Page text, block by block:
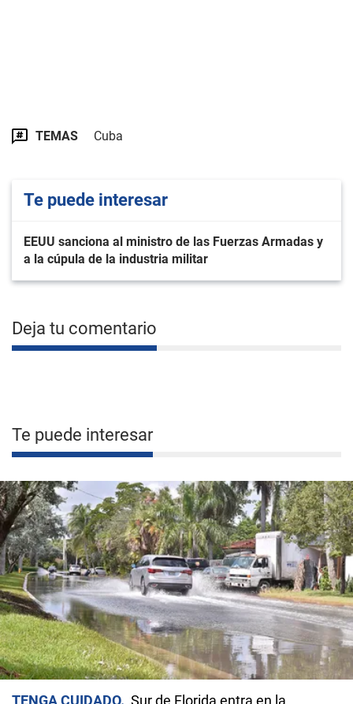
TEMAS Cuba
Te puede interesar
EEUU sanciona al ministro de las Fuerzas Armadas y
a la cúpula de la industria militar
Deja tu comentario
Te puede interesar
TENGA CUIDADO
Sur de Florida entra en la